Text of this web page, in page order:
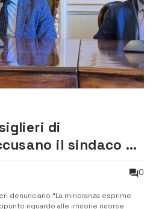
di
il sindaco di
0
denunciano “La minoranza esprime
riguardo alle irrisorie risorse